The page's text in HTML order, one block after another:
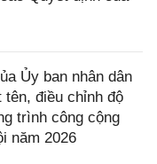
Ủy ban nhân dân
tên, điều chỉnh độ
trình công cộng
năm 2026